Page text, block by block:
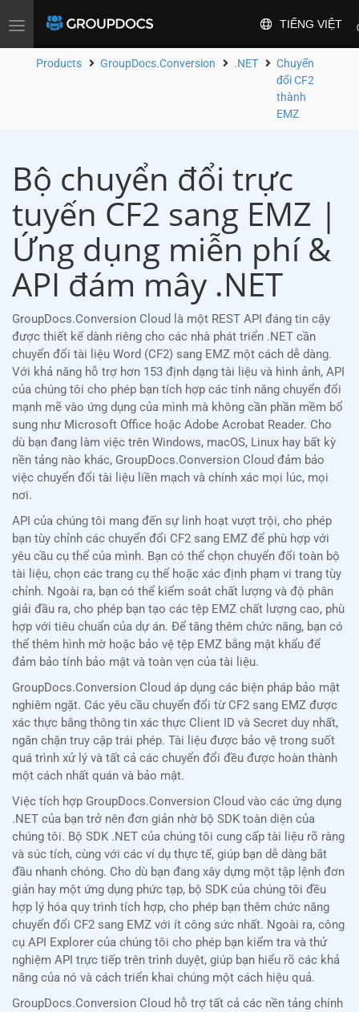
Toggle
TIẾNG VIỆT
Products GroupDocs.Conversion .NET
Chuyển
đổi CF2
thành
EMZ
Bộ chuyển đổi trực
tuyến CF2 sang EMZ |
Ứng dụng miễn phí &
API đám mây .NET
GroupDocs.Conversion Cloud là một REST API đáng tin cậy
được thiết kế dành riêng cho các nhà phát triển .NET cần
chuyển đổi tài liệu Word (CF2) sang EMZ một cách dễ dàng.
Với khả năng hỗ trợ hơn 153 định dạng tài liệu và hình ảnh, API
của chúng tôi cho phép bạn tích hợp các tính năng chuyển đổi
mạnh mẽ vào ứng dụng của mình mà không cần phần mềm bổ
sung như Microsoft Office hoặc Adobe Acrobat Reader. Cho
dù bạn đang làm việc trên Windows, macOS, Linux hay bất kỳ
nền tảng nào khác, GroupDocs.Conversion Cloud đảm bảo
việc chuyển đổi tài liệu liền mạch và chính xác mọi lúc, mọi
nơi.
API của chúng tôi mang đến sự linh hoạt vượt trội, cho phép
bạn tùy chỉnh các chuyển đổi CF2 sang EMZ để phù hợp với
yêu cầu cụ thể của mình. Bạn có thể chọn chuyển đổi toàn bộ
tài liệu, chọn các trang cụ thể hoặc xác định phạm vi trang tùy
chỉnh. Ngoài ra, bạn có thể kiểm soát chất lượng và độ phân
giải đầu ra, cho phép bạn tạo các tệp EMZ chất lượng cao, phù
hợp với tiêu chuẩn của dự án. Để tăng thêm chức năng, bạn có
thể thêm hình mờ hoặc bảo vệ tệp EMZ bằng mật khẩu để
đảm bảo tính bảo mật và toàn vẹn của tài liệu.
GroupDocs.Conversion Cloud áp dụng các biện pháp bảo mật
nghiêm ngặt. Các yêu cầu chuyển đổi từ CF2 sang EMZ được
xác thực bằng thông tin xác thực Client ID và Secret duy nhất,
ngăn chặn truy cập trái phép. Tài liệu được bảo vệ trong suốt
quá trình xử lý và tất cả các chuyển đổi đều được hoàn thành
một cách nhất quán và bảo mật.
Việc tích hợp GroupDocs.Conversion Cloud vào các ứng dụng
.NET của bạn trở nên đơn giản nhờ bộ SDK toàn diện của
chúng tôi. Bộ SDK .NET của chúng tôi cung cấp tài liệu rõ ràng
và súc tích, cùng với các ví dụ thực tế, giúp bạn dễ dàng bắt
đầu nhanh chóng. Cho dù bạn đang xây dựng một tập lệnh đơn
giản hay một ứng dụng phức tạp, bộ SDK của chúng tôi đều
hợp lý hóa quy trình tích hợp, cho phép bạn thêm chức năng
chuyển đổi CF2 sang EMZ với ít công sức nhất. Ngoài ra, công
cụ API Explorer của chúng tôi cho phép bạn kiểm tra và thử
nghiệm API trực tiếp trên trình duyệt, giúp bạn hiểu rõ các khả
năng của nó và cách triển khai chúng một cách hiệu quả.
GroupDocs.Conversion Cloud hỗ trợ tất cả các nền tảng chính